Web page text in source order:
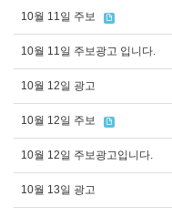
10월 11일 주보
10월 11일 주보광고 입니다.
10월 12일 광고
10월 12일 주보
10월 12일 주보광고입니다.
10월 13일 광고